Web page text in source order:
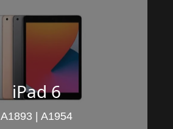
iPad 6
A1893 | A1954